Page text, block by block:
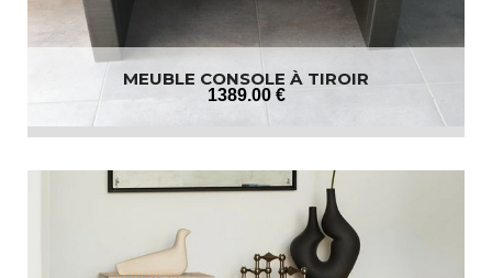
MEUBLE CONSOLE À TIROIR
1389.00 €